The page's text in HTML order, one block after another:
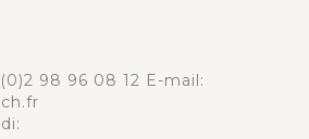
98 96 08 12 E-mail: